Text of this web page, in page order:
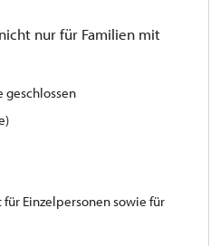
nur für Familien mit
geschlossen
Einzelpersonen sowie für